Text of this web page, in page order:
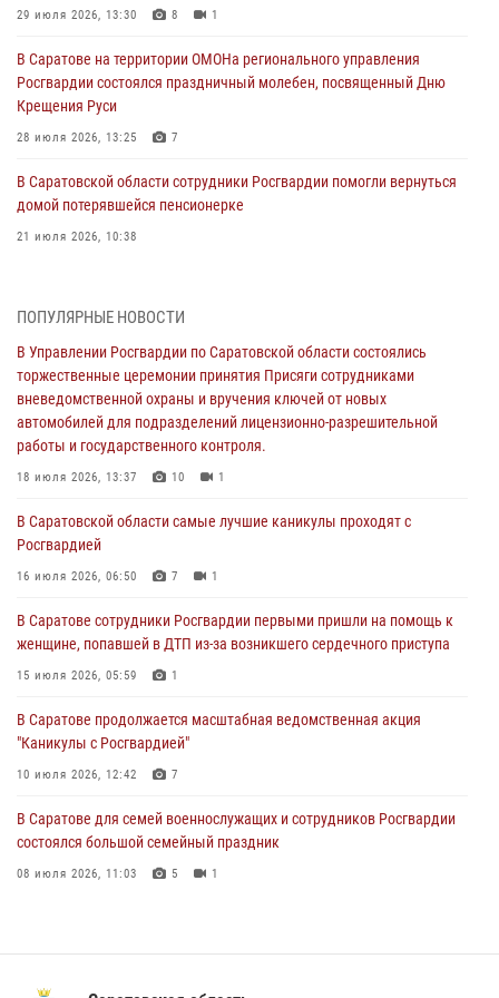
29 июля 2026, 13:30 8 1
В Саратове на территории ОМОНа регионального управления
Росгвардии состоялся праздничный молебен, посвященный Дню
Крещения Руси
28 июля 2026, 13:25 7
В Саратовской области сотрудники Росгвардии помогли вернуться
домой потерявшейся пенсионерке
21 июля 2026, 10:38
вневедомственной охраны и вручения ключей от новых
автомобилей для подразделений лицензионно-разрешительной
работы и государственного контроля.
18 июля 2026, 13:37 10 1
В Саратовской области самые лучшие каникулы проходят с
Росгвардией
В Саратове сотрудники Росгвардии первыми пришли на помощь к
женщине, попавшей в ДТП из-за возникшего сердечного приступа
В Саратове продолжается масштабная ведомственная акция
"Каникулы с Росгвардией"
В Саратовской области при содействии спецназа Росгвардии
задержан подозреваемый в незаконном обороте наркотиков
ПОПУЛЯРНЫЕ НОВОСТИ
В Управлении Росгвардии по Саратовской области состоялись
торжественные церемонии принятия Присяги сотрудниками
вневедомственной охраны и вручения ключей от новых
автомобилей для подразделений лицензионно-разрешительной
работы и государственного контроля.
18 июля 2026, 13:37 10 1
В Саратовской области самые лучшие каникулы проходят с
Росгвардией
16 июля 2026, 06:50 7 1
В Саратове сотрудники Росгвардии первыми пришли на помощь к
женщине, попавшей в ДТП из-за возникшего сердечного приступа
15 июля 2026, 05:59 1
В Саратове продолжается масштабная ведомственная акция
"Каникулы с Росгвардией"
10 июля 2026, 12:42 7
В Саратове для семей военнослужащих и сотрудников Росгвардии
состоялся большой семейный праздник
08 июля 2026, 11:03 5 1